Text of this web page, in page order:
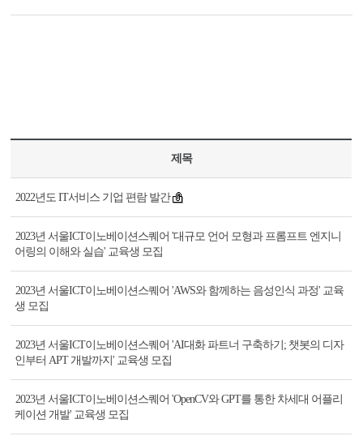
제목
2022년도 IT서비스 기업 편람 발간
2023년 서울ICT이노베이션스퀘어 '대규모 언어 모형과 프롬프트 엔지니
어링의 이해와 실습' 교육생 모집
2023년 서울ICT이노베이션스퀘어 'AWS와 함께하는 음성인식 과정' 교육
생 모집
2023년 서울ICT이노베이션스퀘어 'AI대화 파트너 구축하기; 챗봇의 디자
인부터 APT 개발까지' 교육생 모집
2023년 서울ICT이노베이션스퀘어 'OpenCV와 GPT를 통한 차세대 어플리
케이션 개발' 교육생 모집